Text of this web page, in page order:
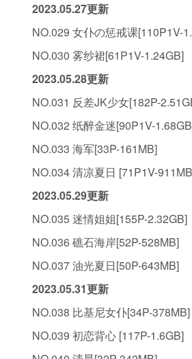
2023.05.27更新
NO.029 女仆の惩戒课[110P1V-
NO.030 雾纱裙[61P1V-1.24GB]
2023.05.28更新
NO.031 反差JK少女[182P-
NO.032 纸醉金迷[90P1V-
NO.033 海军[33P-161MB]
NO.034 清凉夏日 [71P1V-
2023.05.29更新
NO.035 迷情姐姐[155P-2.32GB]
NO.036 礁石海岸[52P-528MB]
NO.037 油光夏日[50P-643MB]
2023.05.31更新
NO.038 比基尼女仆[34P-378MB]
NO.039 初恋背心 [117P-1.6GB]